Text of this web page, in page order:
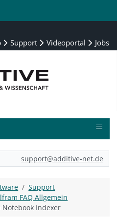
Support Videoportal Jobs
≡
support@additive-net.de
Support
FAQ Allgemein
Indexer